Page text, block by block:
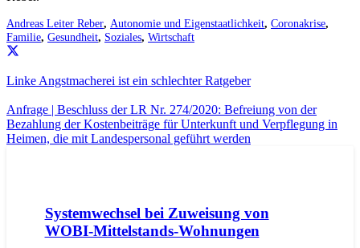
Andreas Leiter Reber, Autonomie und Eigenstaatlichkeit, Coronakrise,
Familie, Gesundheit, Soziales, Wirtschaft
Linke Angstmacherei ist ein schlechter Ratgeber
Anfrage | Beschluss der LR Nr. 274/2020: Befreiung von der
Bezahlung der Kostenbeiträge für Unterkunft und Verpflegung in
Heimen, die mit Landespersonal geführt werden
Systemwechsel bei Zuweisung von
WOBI-Mittelstands-Wohnungen